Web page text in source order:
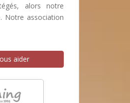
alors notre
Notre association
aider